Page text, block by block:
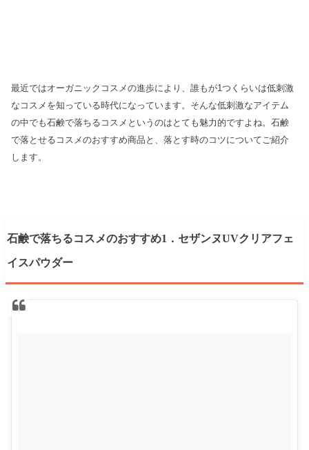
最近ではオーガニックコスメの進歩により、誰もが1つくらいは低刺激
なコスメを知っている時代になっています。そんな低刺激なアイテム
の中でも石鹸で落ちるコスメというのはとても魅力的ですよね。石鹸
で落とせるコスメのおすすめ商品と、落とす時のコツについてご紹介
します。
石鹸で落ちるコスメのおすすめ1．セザンヌUVクリアフェ
イスパウダー